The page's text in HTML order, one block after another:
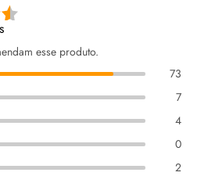
esse produto.
73
7
4
0
2